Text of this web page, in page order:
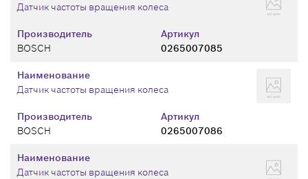
Производитель
BOSCH
Артикул
0265007085
Датчик частоты вращения колеса
Производитель
BOSCH
Артикул
0265007086
Наименование
Датчик частоты вращения колеса
Наименование
Датчик частоты вращения колеса